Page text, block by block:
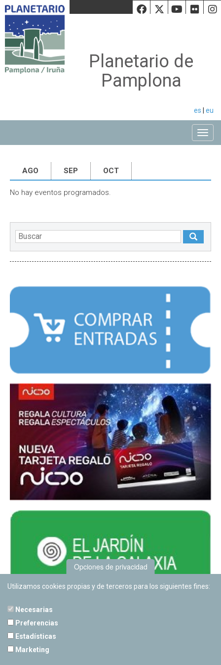
Facebook
Twiiter
Planetario de
Pamplona
es eu
AGO SEP OCT
No hay eventos programados.
Opciones de privacidad
Utilizamos cookies propias y de terceros para los siguientes fines:
Necesarias
Preferencias
Estadísticas
Marketing